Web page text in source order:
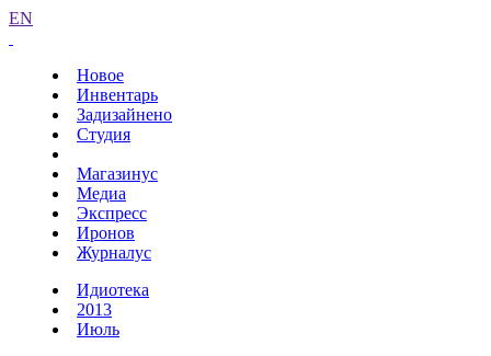
EN
Новое
Инвентарь
Задизайнено
Студия
Магазинус
Медиа
Экспресс
Иронов
Журналус
Идиотека
2013
Июль